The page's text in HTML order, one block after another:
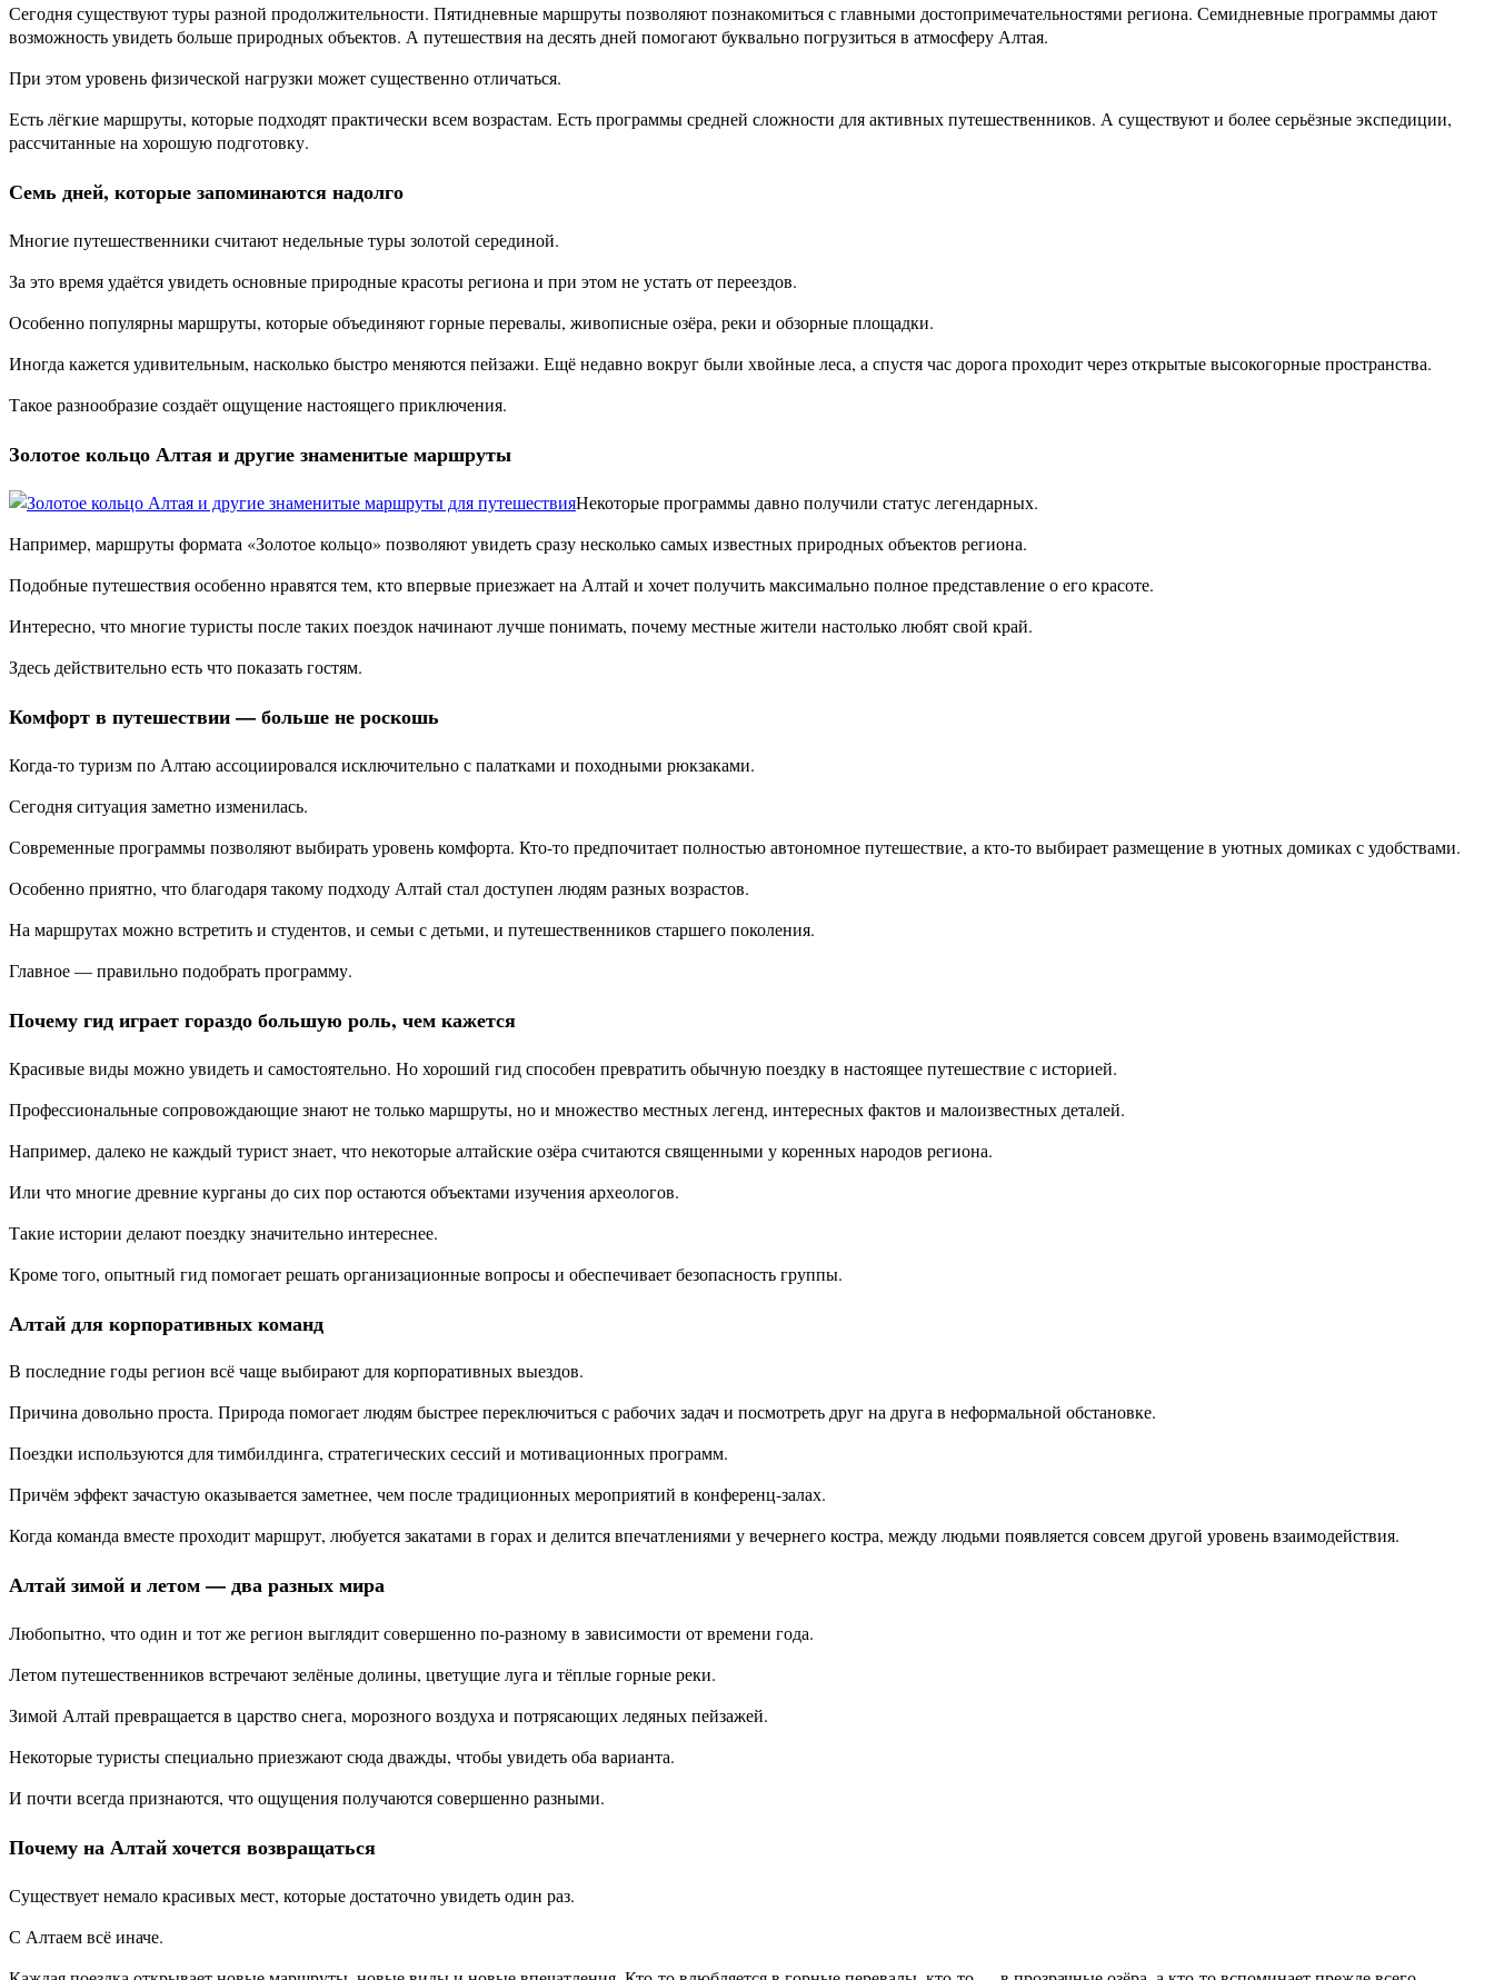
Сегодня существуют туры разной продолжительности. Пятидневные маршруты позволяют познакомиться с главными достопримечательностями региона. Семидневные программы дают
возможность увидеть больше природных объектов. А путешествия на десять дней помогают буквально погрузиться в атмосферу Алтая.
При этом уровень физической нагрузки может существенно отличаться.
Есть лёгкие маршруты, которые подходят практически всем возрастам. Есть программы средней сложности для активных путешественников. А существуют и более серьёзные экспедиции,
рассчитанные на хорошую подготовку.
Семь дней, которые запоминаются надолго
Многие путешественники считают недельные туры золотой серединой.
За это время удаётся увидеть основные природные красоты региона и при этом не устать от переездов.
Особенно популярны маршруты, которые объединяют горные перевалы, живописные озёра, реки и обзорные площадки.
Иногда кажется удивительным, насколько быстро меняются пейзажи. Ещё недавно вокруг были хвойные леса, а спустя час дорога проходит через открытые высокогорные пространства.
Такое разнообразие создаёт ощущение настоящего приключения.
Золотое кольцо Алтая и другие знаменитые маршруты
Некоторые программы давно получили статус легендарных.
Например, маршруты формата «Золотое кольцо» позволяют увидеть сразу несколько самых известных природных объектов региона.
Подобные путешествия особенно нравятся тем, кто впервые приезжает на Алтай и хочет получить максимально полное представление о его красоте.
Интересно, что многие туристы после таких поездок начинают лучше понимать, почему местные жители настолько любят свой край.
Здесь действительно есть что показать гостям.
Комфорт в путешествии — больше не роскошь
Когда-то туризм по Алтаю ассоциировался исключительно с палатками и походными рюкзаками.
Сегодня ситуация заметно изменилась.
Современные программы позволяют выбирать уровень комфорта. Кто-то предпочитает полностью автономное путешествие, а кто-то выбирает размещение в уютных домиках с удобствами.
Особенно приятно, что благодаря такому подходу Алтай стал доступен людям разных возрастов.
На маршрутах можно встретить и студентов, и семьи с детьми, и путешественников старшего поколения.
Главное — правильно подобрать программу.
Почему гид играет гораздо большую роль, чем кажется
Красивые виды можно увидеть и самостоятельно. Но хороший гид способен превратить обычную поездку в настоящее путешествие с историей.
Профессиональные сопровождающие знают не только маршруты, но и множество местных легенд, интересных фактов и малоизвестных деталей.
Например, далеко не каждый турист знает, что некоторые алтайские озёра считаются священными у коренных народов региона.
Или что многие древние курганы до сих пор остаются объектами изучения археологов.
Такие истории делают поездку значительно интереснее.
Кроме того, опытный гид помогает решать организационные вопросы и обеспечивает безопасность группы.
Алтай для корпоративных команд
В последние годы регион всё чаще выбирают для корпоративных выездов.
Причина довольно проста. Природа помогает людям быстрее переключиться с рабочих задач и посмотреть друг на друга в неформальной обстановке.
Поездки используются для тимбилдинга, стратегических сессий и мотивационных программ.
Причём эффект зачастую оказывается заметнее, чем после традиционных мероприятий в конференц-залах.
Когда команда вместе проходит маршрут, любуется закатами в горах и делится впечатлениями у вечернего костра, между людьми появляется совсем другой уровень взаимодействия.
Алтай зимой и летом — два разных мира
Любопытно, что один и тот же регион выглядит совершенно по-разному в зависимости от времени года.
Летом путешественников встречают зелёные долины, цветущие луга и тёплые горные реки.
Зимой Алтай превращается в царство снега, морозного воздуха и потрясающих ледяных пейзажей.
Некоторые туристы специально приезжают сюда дважды, чтобы увидеть оба варианта.
И почти всегда признаются, что ощущения получаются совершенно разными.
Почему на Алтай хочется возвращаться
Существует немало красивых мест, которые достаточно увидеть один раз.
С Алтаем всё иначе.